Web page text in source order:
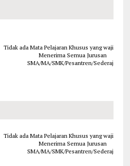
Tidak ada Mata Pelajaran Khusus yang wajib
Menerima Semua Jurusan
SMA/MA/SMK/Pesantren/Sederajat
Tidak ada Mata Pelajaran Khusus yang wajib
Menerima Semua Jurusan
SMA/MA/SMK/Pesantren/Sederajat